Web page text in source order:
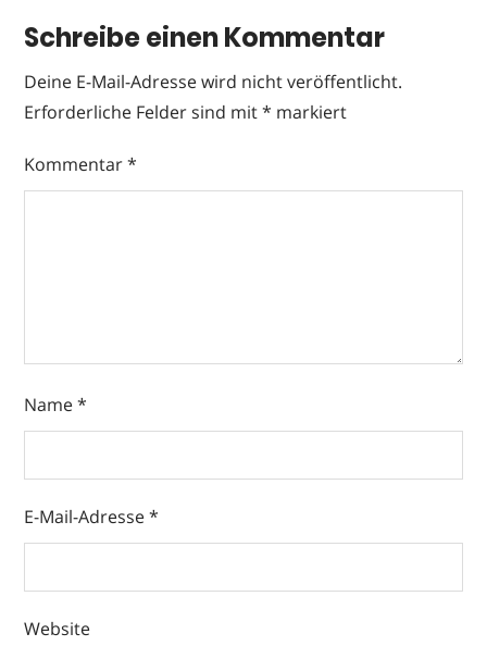
Schreibe einen Kommentar
Deine E-Mail-Adresse wird nicht veröffentlicht.
Erforderliche Felder sind mit* markiert
Kommentar*
Name*
E-Mail-Adresse*
Website